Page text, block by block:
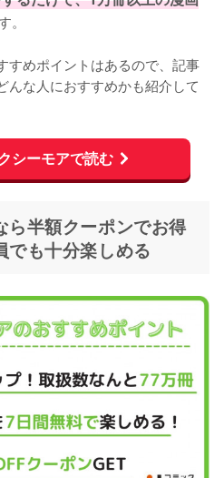
すめポイントはあるので、記事
んな人におすすめかも紹介して
シーモアで読む
ら半額クーポンでお得
でも十分楽しめる